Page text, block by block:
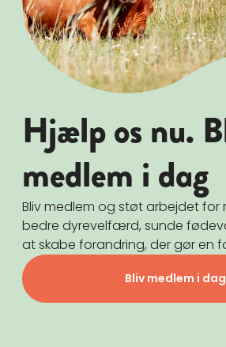
Hjælp os nu.
medlem i dag
Bliv medlem og støt arbejdet for
bedre dyrevelfærd, sunde
at skabe forandring, der gør en
Bliv medlem i